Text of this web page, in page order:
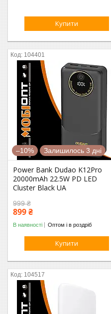
Купити
104401
–10% Залишилось 3 дні
Power Bank Dudao K12Pro
20000mAh 22.5W PD LED
Cluster Black UA
999 ₴
899 ₴
В наявності Оптом і в роздріб
Купити
104517